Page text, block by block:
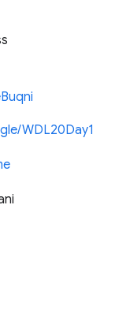
WDL20Day1